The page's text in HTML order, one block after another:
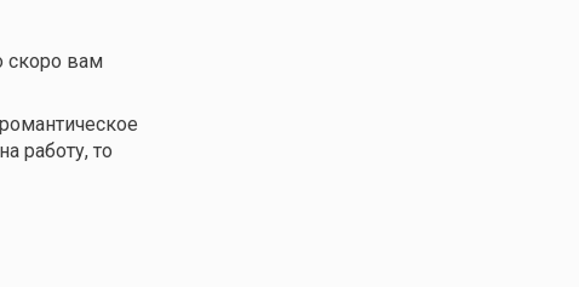
скоро вам
работу, то